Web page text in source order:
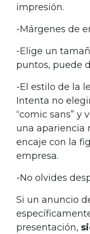
impresión.
-Márgenes de
-Elige un
puntos, puede
-El estilo de la
Intenta no
“comic sans” y
una apariencia
encaje con la
empresa.
-No olvides
Si un anuncio
presentación,